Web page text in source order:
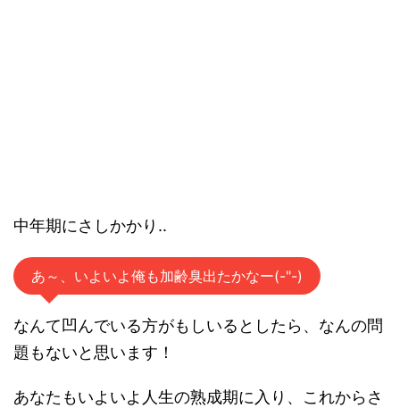
中年期にさしかかり..
あ～、いよいよ俺も加齢臭出たかなー(-"-)
なんて凹んでいる方がもしいるとしたら、なんの問
題もないと思います！
あなたもいよいよ人生の熟成期に入り、これからさ